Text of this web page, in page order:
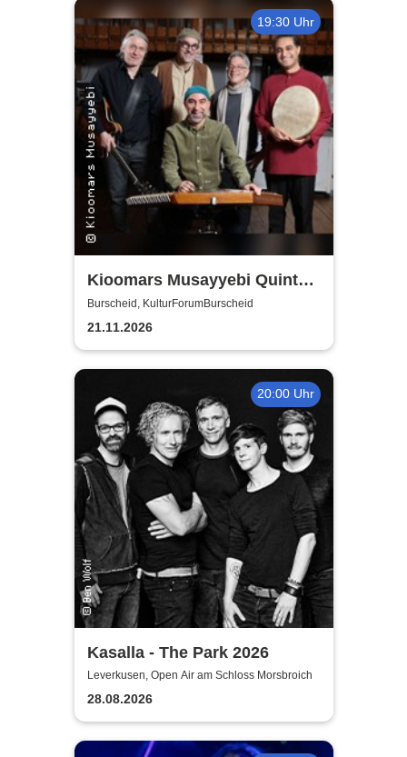
19:30 Uhr
Kioomars Musayyebi Quintett
- KulturForumBurscheid
Burscheid, KulturForumBurscheid
21.11.2026
20:00 Uhr
Kasalla - The Park 2026
Leverkusen, Open Air am Schloss Morsbroich
28.08.2026